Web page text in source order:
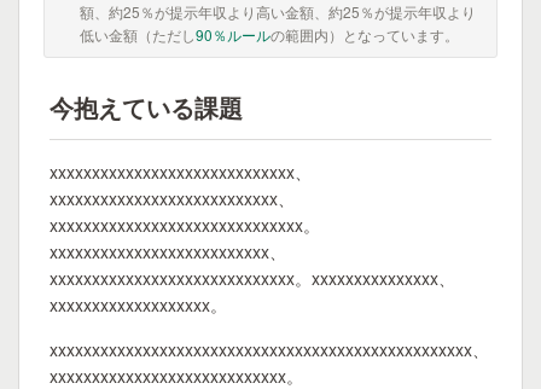
額、約25％が提示年収より高い金額、約25％が提示年収より
低い金額（ただし90％ルールの範囲内）となっています。
今抱えている課題
xxxxxxxxxxxxxxxxxxxxxxxxxxxxx、
xxxxxxxxxxxxxxxxxxxxxxxxxxx、
xxxxxxxxxxxxxxxxxxxxxxxxxxxxxx。
xxxxxxxxxxxxxxxxxxxxxxxxxx、
xxxxxxxxxxxxxxxxxxxxxxxxxxxxx。xxxxxxxxxxxxxxx、
xxxxxxxxxxxxxxxxxxx。
xxxxxxxxxxxxxxxxxxxxxxxxxxxxxxxxxxxxxxxxxxxxxxxxxx、
xxxxxxxxxxxxxxxxxxxxxxxxxxxx。